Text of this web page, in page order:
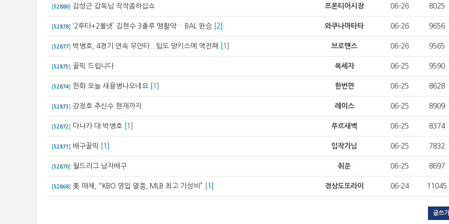
52880 김성근 감독님 작작좀하십쇼 프론티어시장 06-26 8025
52878] ‘2루타+2볼넷’ 김현수 3출루 맹활약… BAL 완승 [2] 와쿠나마타타 06-26 9656
52877 박병호, 4경기 연속 무안타...팀도 양키스에 역전패 [1] 브로맨스 06-26 9565
52875 꿀픽 드립니다 옥세자 06-25 9590
52874] 한화 오늘 새용병나오네요 [1] 한번만 06-25 8628
52873 강정호 추신수 현재까지 레이스 06-25 8909
52872 다나카 대 박병호 [1] 푸르새벽 06-25 8374
52871 배구꿀픽 [1] 임작가님 06-25 7832
52870 월드리그 남자배구 취운 06-25 8697
52868] 美 매체, “KBO 영입 열풍, MLB 최고 가성비” [1] 경상도또라이 06-24 11045
글쓰기